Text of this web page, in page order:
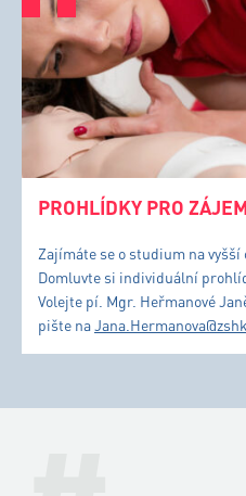
PROHLÍDKY PRO
Zajímáte se o studium na vyšší
Domluvte si individuální
Volejte pí. Mgr. Heřmanové
pište na